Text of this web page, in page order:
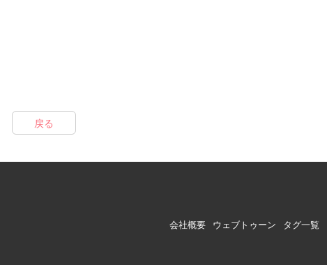
戻る
会社概要 ウェブトゥーン タグ一覧